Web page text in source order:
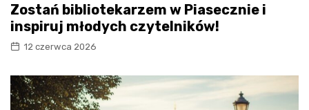
Zostań bibliotekarzem w Piasecznie i
inspiruj młodych czytelników!
12 czerwca 2026